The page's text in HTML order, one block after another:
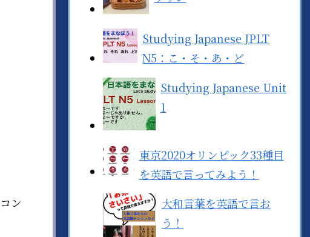
ン
Studying Japanese JPLT
N5：こ・そ・あ・ど
Studying Japanese Unit
1
東京2020オリンピック33種目
を英語で言ってみよう！
大和言葉を英語で言お
う！